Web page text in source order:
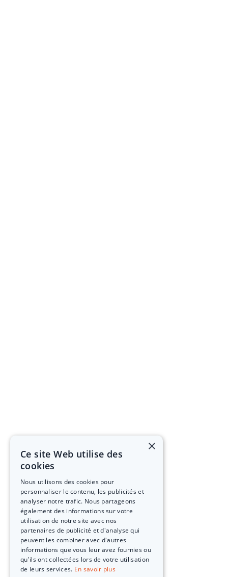
×
Ce site Web utilise des
cookies
Nous utilisons des cookies pour
personnaliser le contenu, les publicités et
analyser notre trafic. Nous partageons
également des informations sur votre
utilisation de notre site avec nos
partenaires de publicité et d'analyse qui
peuvent les combiner avec d'autres
informations que vous leur avez fournies ou
qu'ils ont collectées lors de votre utilisation
de leurs services. En savoir plus